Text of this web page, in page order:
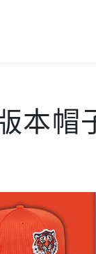
本帽